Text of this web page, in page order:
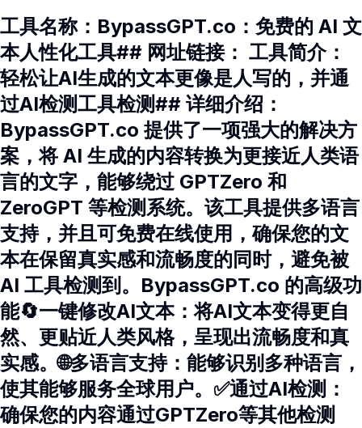
工具名称：BypassGPT.co：免费的 AI 文
本人性化工具## 网址链接： 工具简介：
轻松让AI生成的文本更像是人写的，并通
过AI检测工具检测## 详细介绍：
BypassGPT.co 提供了一项强大的解决方
案，将 AI 生成的内容转换为更接近人类语
言的文字，能够绕过 GPTZero 和
ZeroGPT 等检测系统。该工具提供多语言
支持，并且可免费在线使用，确保您的文
本在保留真实感和流畅度的同时，避免被
AI 工具检测到。BypassGPT.co 的高级功
能🔄一键修改AI文本：将AI文本变得更自
然、更贴近人类风格，呈现出流畅度和真
实感。🌐多语言支持：能够识别多种语言，
使其能够服务全球用户。✅通过AI检测：
确保您的内容通过GPTZero等其他检测